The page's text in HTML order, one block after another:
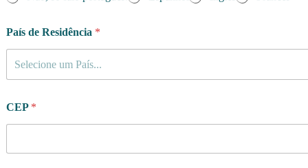
País de Residência *
Selecione um País...
CEP *